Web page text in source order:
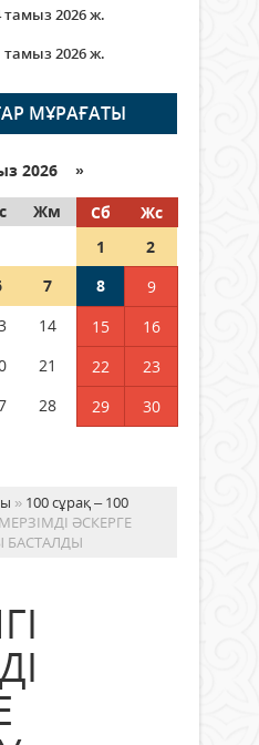
ҚАЛАЙ
263
144
дауыс бере
тамыз 2026 ж.
тамыз 2026 ж.
МҰРАҒАТЫ
2026 »
Жм Сб
Жс
1
2
7 8
9
14 15
16
21 22
23
28 29
30
» 100 сұрақ – 100
ӘСКЕРГЕ